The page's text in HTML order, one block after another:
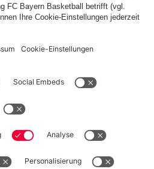
Allianz Arena Media Center
Bayern Tours